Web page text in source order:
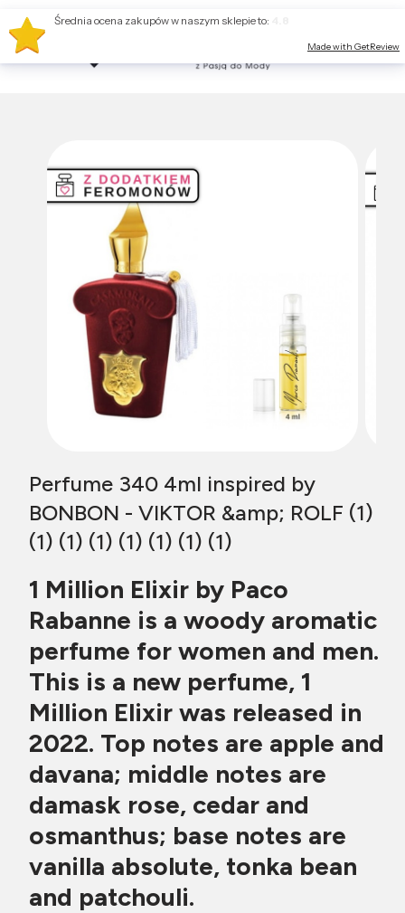
Perfume 340 4ml inspired by
BONBON - VIKTOR &amp; ROLF (1)
(1) (1) (1) (1) (1) (1) (1)
1 Million Elixir by Paco
Rabanne is a woody aromatic
perfume for women and men.
This is a new perfume, 1
Million Elixir was released in
2022. Top notes are apple and
davana; middle notes are
damask rose, cedar and
osmanthus; base notes are
vanilla absolute, tonka bean
and patchouli.
Średnia ocena zakupów w naszym sklepie to:
Made with GetReview